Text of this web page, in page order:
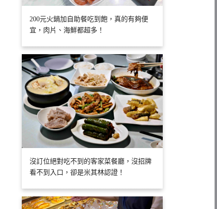
200元火鍋加自助餐吃到飽，真的有夠便
宜，肉片、海鮮都超多！
沒訂位絕對吃不到的客家菜餐廳，沒招牌
看不到入口，卻是米其林認證！